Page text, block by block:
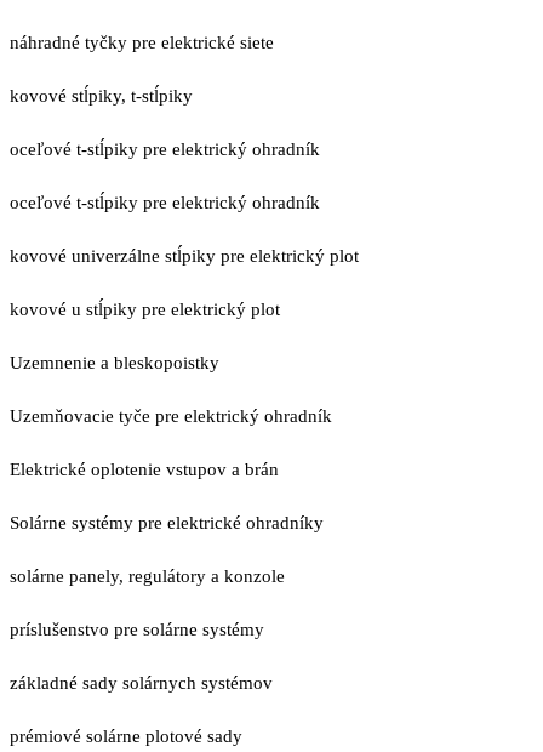
náhradné tyčky pre elektrické siete
kovové stĺpiky, t-stĺpiky
oceľové t-stĺpiky pre elektrický ohradník
oceľové t-stĺpiky pre elektrický ohradník
kovové univerzálne stĺpiky pre elektrický plot
kovové u stĺpiky pre elektrický plot
Uzemnenie a bleskopoistky
Uzemňovacie tyče pre elektrický ohradník
Elektrické oplotenie vstupov a brán
Solárne systémy pre elektrické ohradníky
solárne panely, regulátory a konzole
príslušenstvo pre solárne systémy
základné sady solárnych systémov
prémiové solárne plotové sady